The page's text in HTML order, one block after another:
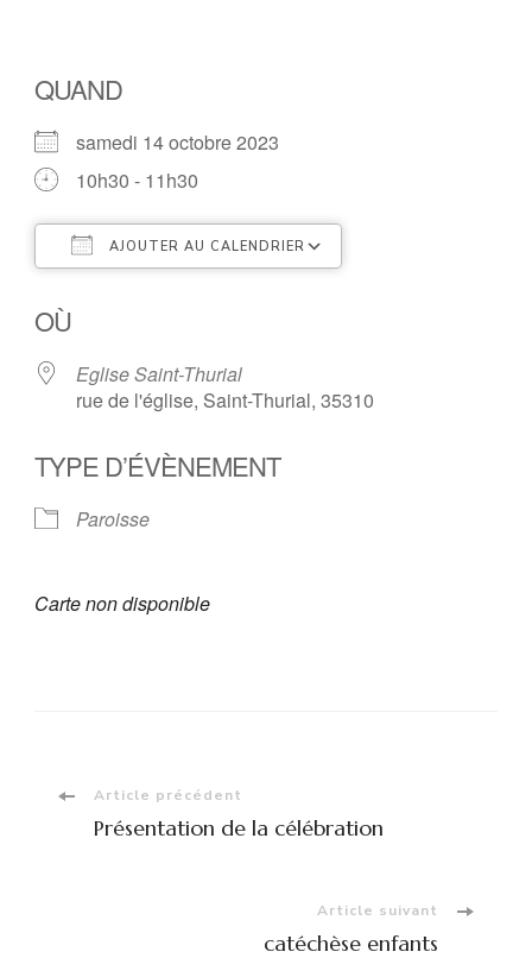
QUAND
samedi 14 octobre 2023
10h30 - 11h30
AJOUTER AU CALENDRIER
OÙ
Eglise Saint-Thurial
rue de l'église, Saint-Thurial, 35310
TYPE D’ÉVÈNEMENT
Paroisse
Carte non disponible
Navigation
Article précédent
Présentation de la célébration
Article suivant
catéchèse enfants